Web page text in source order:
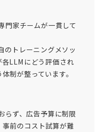
門家チームが一貫して
のトレーニングメソッ
各LLMにどう評価され
制が整っています。
らず、広告予算に制限
前のコスト試算が難